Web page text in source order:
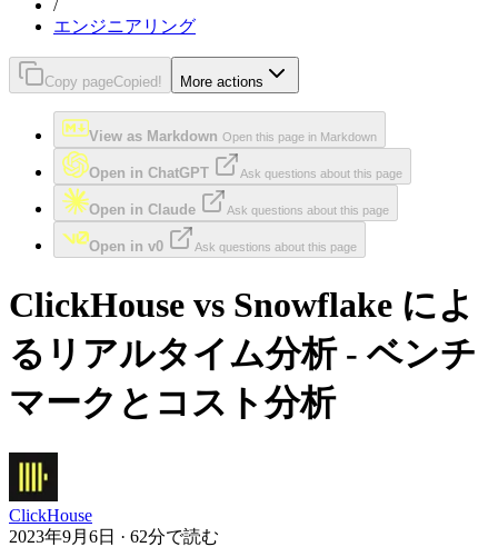
/
エンジニアリング
Copy pageCopied! More actions
View as Markdown Open this page in Markdown
Open in ChatGPT Ask questions about this page
Open in Claude Ask questions about this page
Open in v0 Ask questions about this page
ClickHouse vs Snowflake によ
るリアルタイム分析 - ベンチ
マークとコスト分析
ClickHouse
2023年9月6日 · 62分で読む